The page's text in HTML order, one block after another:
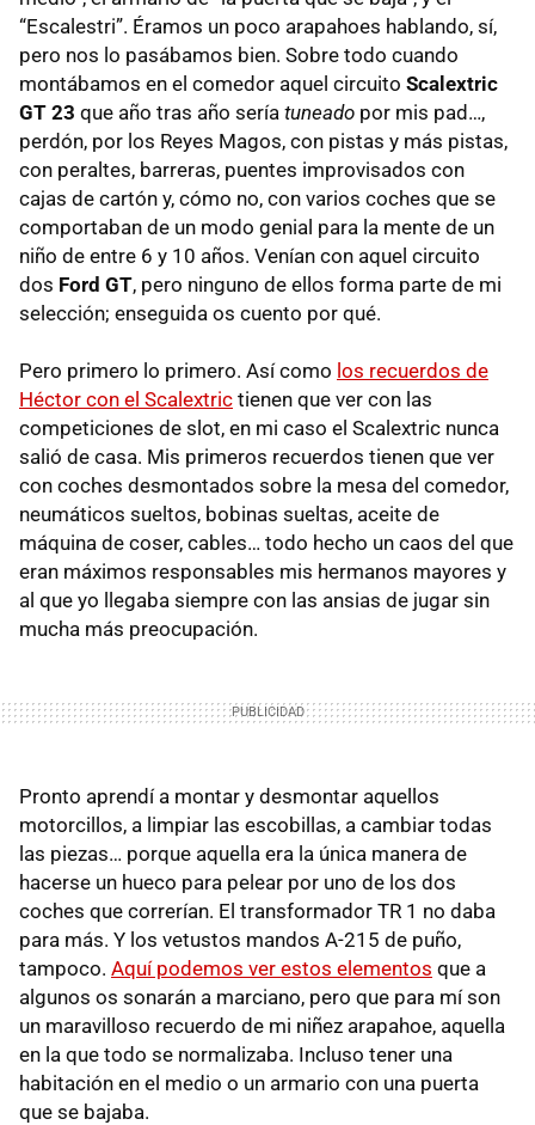
“Escalestri”. Éramos un poco arapahoes hablando, sí,
pero nos lo pasábamos bien. Sobre todo cuando
montábamos en el comedor aquel circuito Scalextric
GT 23 que año tras año sería tuneado por mis pad…,
perdón, por los Reyes Magos, con pistas y más pistas,
con peraltes, barreras, puentes improvisados con
cajas de cartón y, cómo no, con varios coches que se
comportaban de un modo genial para la mente de un
niño de entre 6 y 10 años. Venían con aquel circuito
dos Ford GT, pero ninguno de ellos forma parte de mi
selección; enseguida os cuento por qué.
Pero primero lo primero. Así como los recuerdos de
Héctor con el Scalextric tienen que ver con las
competiciones de slot, en mi caso el Scalextric nunca
salió de casa. Mis primeros recuerdos tienen que ver
con coches desmontados sobre la mesa del comedor,
neumáticos sueltos, bobinas sueltas, aceite de
máquina de coser, cables… todo hecho un caos del que
eran máximos responsables mis hermanos mayores y
al que yo llegaba siempre con las ansias de jugar sin
mucha más preocupación.
Pronto aprendí a montar y desmontar aquellos
motorcillos, a limpiar las escobillas, a cambiar todas
las piezas… porque aquella era la única manera de
hacerse un hueco para pelear por uno de los dos
coches que correrían. El transformador TR 1 no daba
para más. Y los vetustos mandos A-215 de puño,
tampoco. Aquí podemos ver estos elementos que a
algunos os sonarán a marciano, pero que para mí son
un maravilloso recuerdo de mi niñez arapahoe, aquella
en la que todo se normalizaba. Incluso tener una
habitación en el medio o un armario con una puerta
que se bajaba.